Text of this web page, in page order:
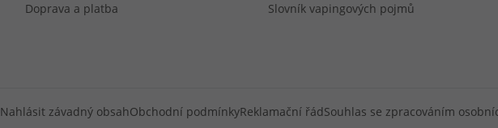
Doprava a platba
Slovník vapingových pojmů
Nahlásit závadný obsahObchodní podmínkyReklamační řádSouhlas se zpracováním